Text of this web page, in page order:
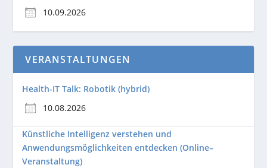
10.09.2026
VERANSTALTUNGEN
Health-IT Talk: Robotik (hybrid)
10.08.2026
Künstliche Intelligenz verstehen und
Anwendungsmöglichkeiten entdecken (Online–
Veranstaltung)